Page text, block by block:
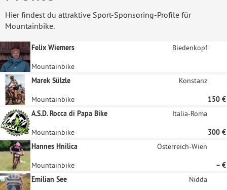
Hier findest du attraktive Sport-Sponsoring-Profile für
Mountainbike.
Felix Wiemers Biedenkopf
Mountainbike
Marek Sülzle
Konstanz
Mountainbike
150 €
A.S.D. Rocca di Papa Bike
Italia-Roma
Mountainbike
300 €
Hannes Hnilica
Österreich-Wien
Mountainbike
– €
Emilian See
Nidda